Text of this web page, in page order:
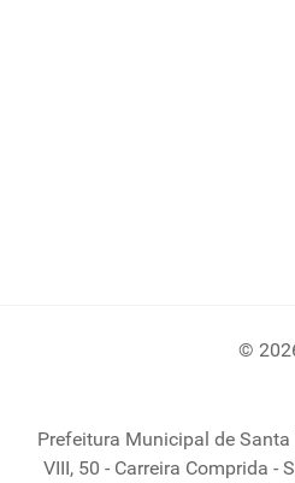
©
Prefeitura Municipal de
VIII, 50 - Carreira Comprida -